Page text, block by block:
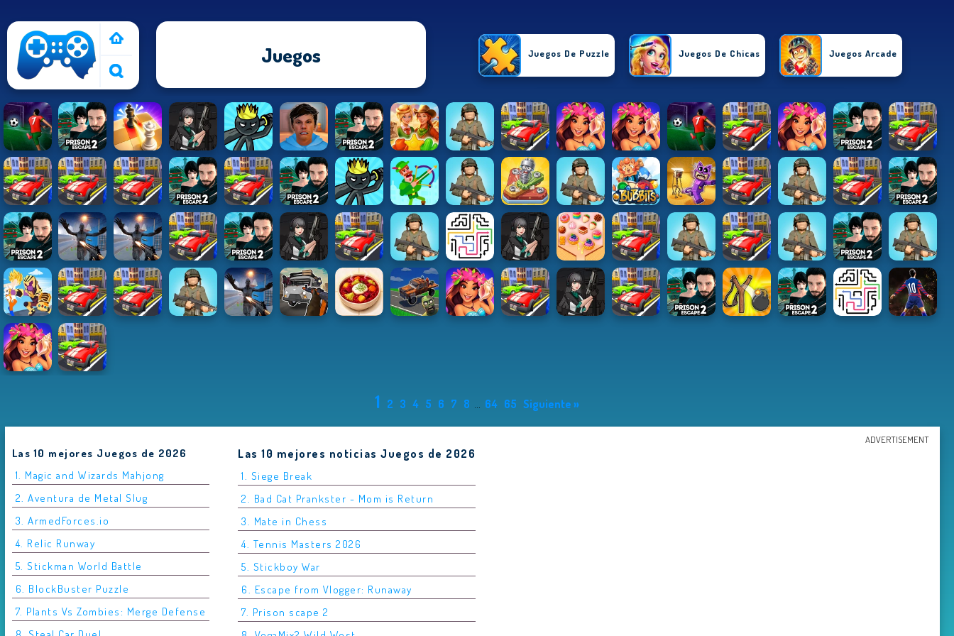
Juegos Juegos De Puzzle Juegos De Chicas Juegos Arcade
Juegos De Carrera Juegos De Habilidades
Juegos De Deportes Juegos De Accion
1 2 3 4 5 6 7 8 64 65 Siguiente »
ADVERTISEMENT
Las 10 mejores Juegos de 2026
1. Magic and Wizards Mahjong
2. Aventura de Metal Slug
3. ArmedForces.io
4. Relic Runway
5. Stickman World Battle
6. BlockBuster Puzzle
7. Plants Vs Zombies: Merge Defense
Las 10 mejores noticias Juegos de 2026
1. Siege Break
2. Bad Cat Prankster - Mom is Return
3. Mate in Chess
4. Tennis Masters 2026
5. Stickboy War
6. Escape from Vlogger: Runaway
7. Prison scape 2